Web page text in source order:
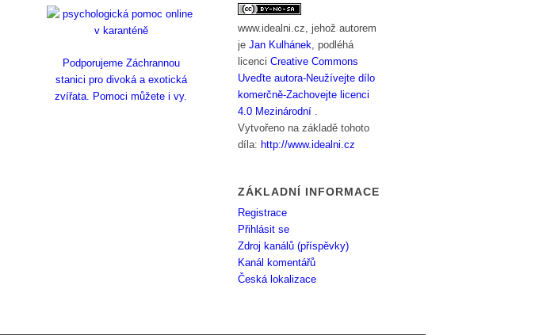
Podporujeme Záchrannou
stanici pro divoká a exotická
zvířata. Pomoci můžete i vy.
www.idealni.cz, jehož autorem
jeJan Kulhánek, podléhá
licenciCreative Commons
Uveďte autora-Neužívejte dílo
komerčně-Zachovejte licenci
4.0 Mezinárodní .
Vytvořeno na základě tohoto
díla: http://www.idealni.cz
ZÁKLADNÍ INFORMACE
Registrace
Přihlásit se
Zdroj kanálů (příspěvky)
Kanál komentářů
Česká lokalizace